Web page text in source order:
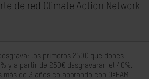
de red Climate Action Network
los primeros 250€ que dones
y a partir de 250€ desgravarán el 40%.
más de 3 años colaborando con OXFAM